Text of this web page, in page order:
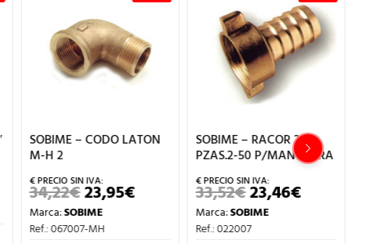
SOBIME – CODO LATON
M-H 2
34,22€EL
PRECIO
ORIGINAL
ERA:
23,95€EL
PRECIO
Marca:SOBIME
Ref.: 067007-MH
SOBIME – RACOR 2
PZAS.2-50 P/MANGUERA
33,52€EL
PRECIO
ORIGINAL
ERA:
23,46€EL
PRECIO
Marca:SOBIME
Ref.: 022007